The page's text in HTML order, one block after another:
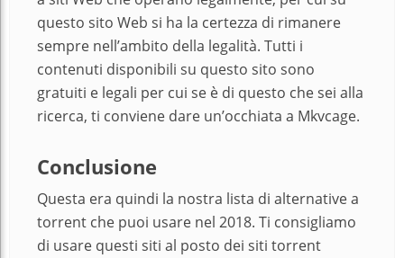
questo sito Web si ha la certezza di rimanere
sempre nell’ambito della legalità. Tutti i
contenuti disponibili su questo sito sono
gratuiti e legali per cui se è di questo che sei alla
ricerca, ti conviene dare un’occhiata a Mkvcage.
Conclusione
Questa era quindi la nostra lista di alternative a
torrent che puoi usare nel 2018. Ti consigliamo
di usare questi siti al posto dei siti torrent